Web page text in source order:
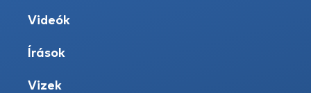
Videók
Írások
Vizek